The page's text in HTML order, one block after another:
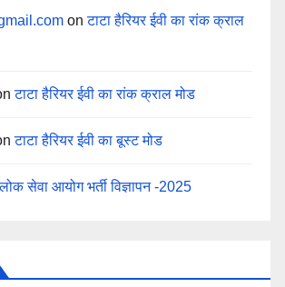
onटाटा हैरियर ईवी का रांक क्राल
टाटा हैरियर ईवी का रांक क्राल मोड
टाटा हैरियर ईवी का बूस्ट मोड
लोक सेवा आयोग भर्ती विज्ञापन -2025